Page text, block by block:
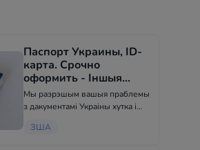
Паспорт Украины, ID-
карта. Срочно
оформить - Іншыя
паслугі у ЗША
Мы разрэшым вашыя праблемы
з дакументамі Украіны хутка і
гэтай сферы ужо болей чым 12
ЗША